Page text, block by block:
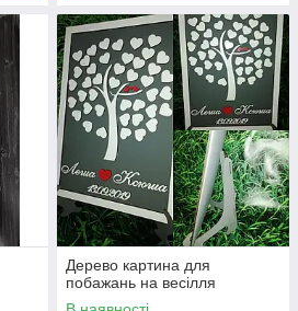
Дерево картина для
побажань на весілля